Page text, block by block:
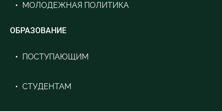
МОЛОДЕЖНАЯ ПОЛИТИКА
ОБРАЗОВАНИЕ
ПОСТУПАЮЩИМ
СТУДЕНТАМ